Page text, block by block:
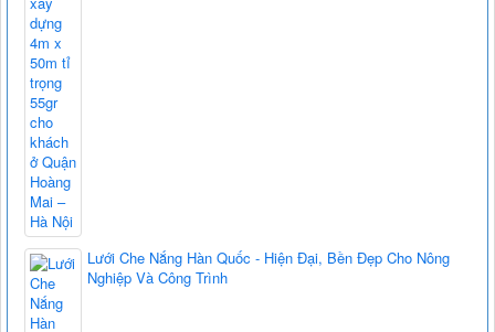
Lưới Che Nắng Hàn Quốc - Hiện Đại, Bền Đẹp Cho Nông
Nghiệp Và Công Trình